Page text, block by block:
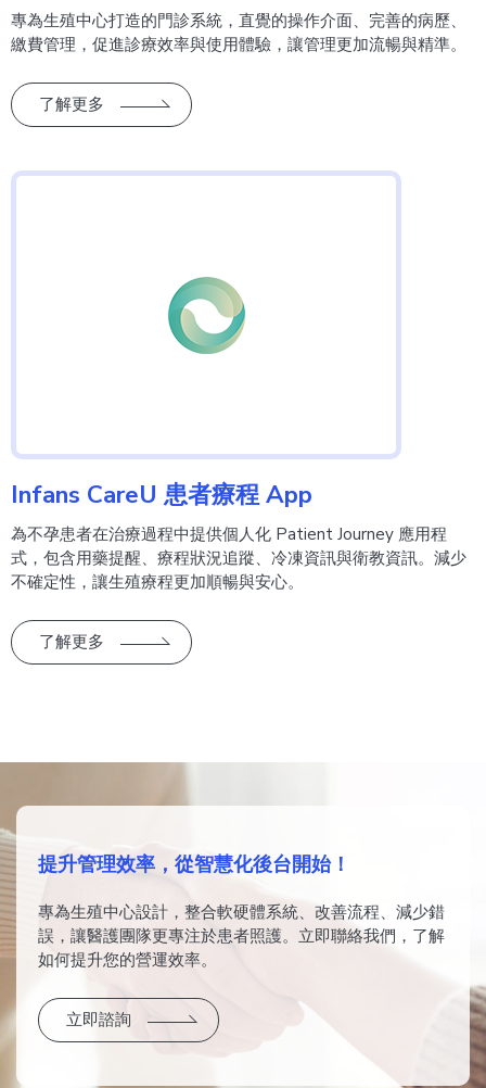
專為生殖中心打造的門診系統，直覺的操作介面、完善的病歷、
繳費管理，促進診療效率與使用體驗，讓管理更加流暢與精準。
了解更多
Infans CareU 患者療程 App
為不孕患者在治療過程中提供個人化 Patient Journey 應用程
式，包含用藥提醒、療程狀況追蹤、冷凍資訊與衛教資訊。減少
不確定性，讓生殖療程更加順暢與安心。
了解更多
​​提升管理效率，從智慧化後台開始！​
​​專為生殖中心設計，整合軟硬體系統、改善流程、減少錯
誤，讓醫護團隊更專注於患者照護。立即聯絡我們，了解
如何提升您的營運效率。
立即諮詢